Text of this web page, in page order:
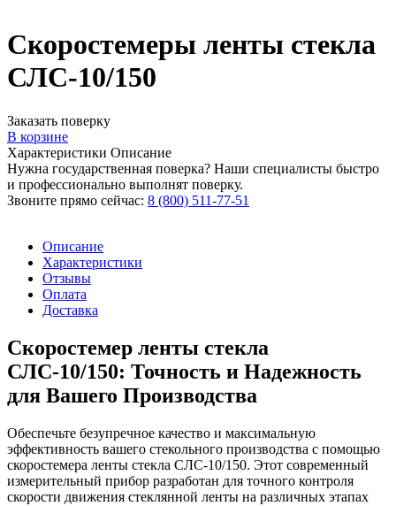
Скоростемеры ленты стекла
СЛС-10/150
Заказать поверку
В корзине
Характеристики Описание
Нужна государственная поверка? Наши специалисты быстро
и профессионально выполнят поверку.
Звоните прямо сейчас: 8 (800) 511-77-51
Описание
Характеристики
Отзывы
Оплата
Доставка
Скоростемер ленты стекла
СЛС-10/150: Точность и Надежность
для Вашего Производства
Обеспечьте безупречное качество и максимальную
эффективность вашего стекольного производства с помощью
скоростемера ленты стекла СЛС-10/150. Этот современный
измерительный прибор разработан для точного контроля
скорости движения стеклянной ленты на различных этапах